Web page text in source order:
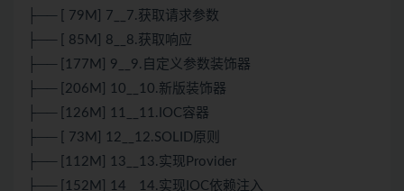
├── [ 79M] 7__7.获取请求参数
├── [ 85M] 8__8.获取响应
├── [177M] 9__9.自定义参数装饰器
├── [206M] 10__10.新版装饰器
├── [126M] 11__11.IOC容器
├── [ 73M] 12__12.SOLID原则
├── [112M] 13__13.实现Provider
├── [152M] 14__14.实现IOC依赖注入